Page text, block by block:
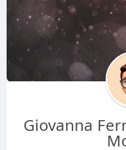
Giovanna